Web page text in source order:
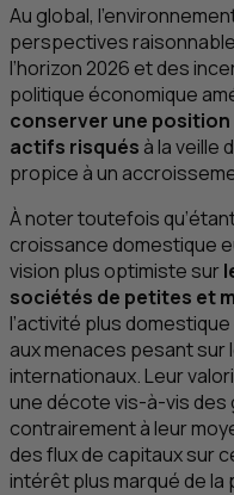
Au global,
perspectives
l’horizon 2026 et des
politique économique
conserver une
actifs risqués à la veille
propice à un
À noter toutefois
croissance domestique
vision plus optimiste sur
sociétés de petites et
l’activité plus
aux menaces pesant sur
internationaux. Leur
une décote vis-à-vis
contrairement à leur
des flux de capitaux sur
intérêt plus marqué de